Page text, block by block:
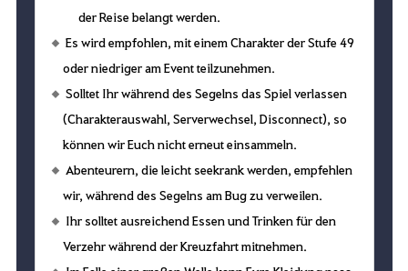
der Reise belangt werden.
Es wird empfohlen, mit einem Charakter der Stufe 49
oder niedriger am Event teilzunehmen.
Solltet Ihr während des Segelns das Spiel verlassen
(Charakterauswahl, Serverwechsel, Disconnect), so
können wir Euch nicht erneut einsammeln.
Abenteurern, die leicht seekrank werden, empfehlen
wir, während des Segelns am Bug zu verweilen.
Ihr solltet ausreichend Essen und Trinken für den
Verzehr während der Kreuzfahrt mitnehmen.